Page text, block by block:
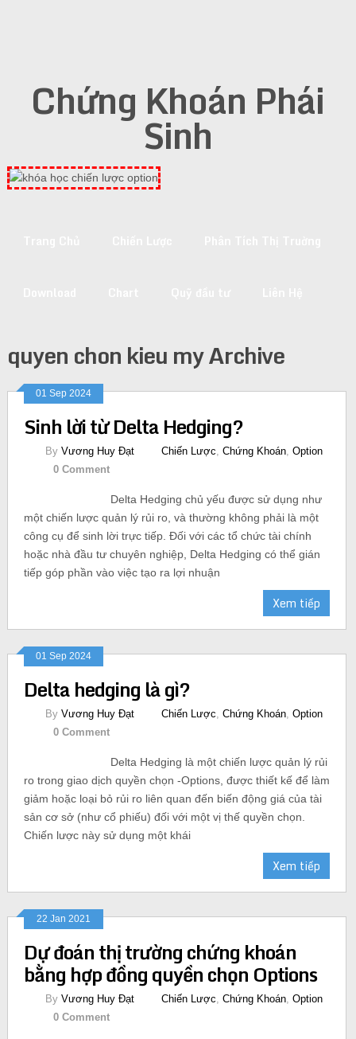
Chứng Khoán Phái
Sinh
quyen chon kieu my Archive
01 Sep 2024
Sinh lời từ Delta Hedging?
By Vương Huy Đạt Chiến Lược Chứng Khoán, Option
0 Comment
Delta Hedging chủ yếu được sử dụng như
một chiến lược quản lý rủi ro, và thường không phải là một
công cụ để sinh lời trực tiếp. Đối với các tổ chức tài chính
hoặc nhà đầu tư chuyên nghiệp, Delta Hedging có thể gián
tiếp góp phần vào việc tạo ra lợi nhuận
Xem tiếp
01 Sep 2024
Delta hedging là gì?
By Vương Huy Đạt Chiến Lược Chứng Khoán, Option
0 Comment
Delta Hedging là một chiến lược quản lý rủi
ro trong giao dịch quyền chọn -Options, được thiết kế để làm
giảm hoặc loại bỏ rủi ro liên quan đến biến động giá của tài
sản cơ sở (như cổ phiếu) đối với một vị thế quyền chọn.
Chiến lược này sử dụng một khái
Xem tiếp
22 Jan 2021
Dự đoán thị trường chứng khoán
bằng hợp đồng quyền chọn Options
By Vương Huy Đạt Chiến Lược Chứng Khoán, Option
0 Comment